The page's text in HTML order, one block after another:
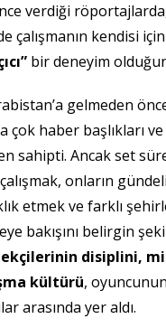
verdiği
çalışmanın kendisi için
bir deneyim
gelmeden
haber başlıkları ve
sahipti. Ancak set
onların
etmek ve farklı
bakışını belirgin
disiplini,
kültürü,
arasında yer aldı.